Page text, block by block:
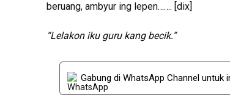
beruang, ambyur ing lepen……. [dix]
“Lelakon iku guru kang becik.”
Gabung di WhatsApp Channel untuk